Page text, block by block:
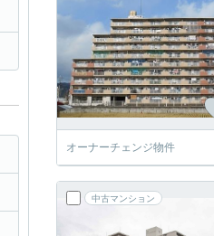
オーナーチェンジ物件
中古マンション